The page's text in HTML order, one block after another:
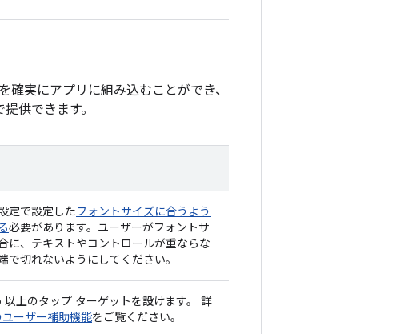
実にアプリに組み込むことができ、
供できます。
定で設定したフォントサイズに合うよう
必要があります。ユーザーがフォントサ
に、テキストやコントロールが重ならな
で切れないようにしてください。
上のタップ ターゲットを設けます。 詳
ーザー補助機能をご覧ください。